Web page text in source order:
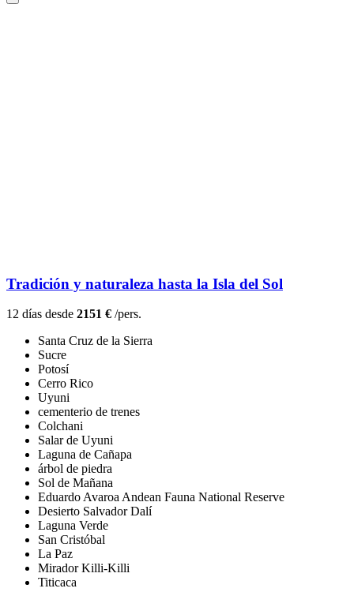
Tradición y naturaleza hasta la Isla del Sol
12 días desde 2151 € /pers.
Santa Cruz de la Sierra
Sucre
Potosí
Cerro Rico
Uyuni
cementerio de trenes
Colchani
Salar de Uyuni
Laguna de Cañapa
árbol de piedra
Sol de Mañana
Eduardo Avaroa Andean Fauna National Reserve
Desierto Salvador Dalí
Laguna Verde
San Cristóbal
La Paz
Mirador Killi-Killi
Titicaca